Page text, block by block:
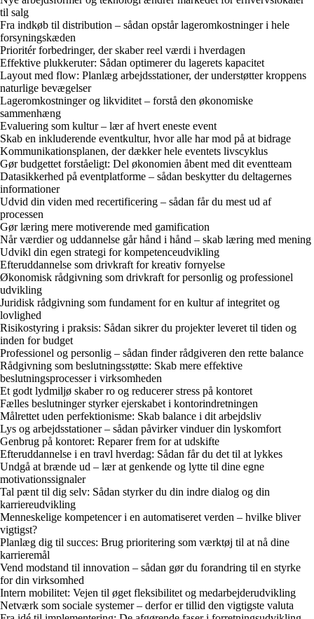
til salg
Fra indkøb til distribution – sådan opstår lageromkostninger i hele
forsyningskæden
Prioritér forbedringer, der skaber reel værdi i hverdagen
Effektive plukkeruter: Sådan optimerer du lagerets kapacitet
Layout med flow: Planlæg arbejdsstationer, der understøtter kroppens
naturlige bevægelser
Lageromkostninger og likviditet – forstå den økonomiske
sammenhæng
Evaluering som kultur – lær af hvert eneste event
Skab en inkluderende eventkultur, hvor alle har mod på at bidrage
Kommunikationsplanen, der dækker hele eventets livscyklus
Gør budgettet forståeligt: Del økonomien åbent med dit eventteam
Datasikkerhed på eventplatforme – sådan beskytter du deltagernes
informationer
Udvid din viden med recertificering – sådan får du mest ud af
processen
Gør læring mere motiverende med gamification
Når værdier og uddannelse går hånd i hånd – skab læring med mening
Udvikl din egen strategi for kompetenceudvikling
Efteruddannelse som drivkraft for kreativ fornyelse
Økonomisk rådgivning som drivkraft for personlig og professionel
udvikling
Juridisk rådgivning som fundament for en kultur af integritet og
lovlighed
Risikostyring i praksis: Sådan sikrer du projekter leveret til tiden og
inden for budget
Professionel og personlig – sådan finder rådgiveren den rette balance
Rådgivning som beslutningsstøtte: Skab mere effektive
beslutningsprocesser i virksomheden
Et godt lydmiljø skaber ro og reducerer stress på kontoret
Fælles beslutninger styrker ejerskabet i kontorindretningen
Målrettet uden perfektionisme: Skab balance i dit arbejdsliv
Lys og arbejdsstationer – sådan påvirker vinduer din lyskomfort
Genbrug på kontoret: Reparer frem for at udskifte
Efteruddannelse i en travl hverdag: Sådan får du det til at lykkes
Undgå at brænde ud – lær at genkende og lytte til dine egne
motivationssignaler
Tal pænt til dig selv: Sådan styrker du din indre dialog og din
karriereudvikling
Menneskelige kompetencer i en automatiseret verden – hvilke bliver
vigtigst?
Planlæg dig til succes: Brug prioritering som værktøj til at nå dine
karrieremål
Vend modstand til innovation – sådan gør du forandring til en styrke
for din virksomhed
Intern mobilitet: Vejen til øget fleksibilitet og medarbejderudvikling
Netværk som sociale systemer – derfor er tillid den vigtigste valuta